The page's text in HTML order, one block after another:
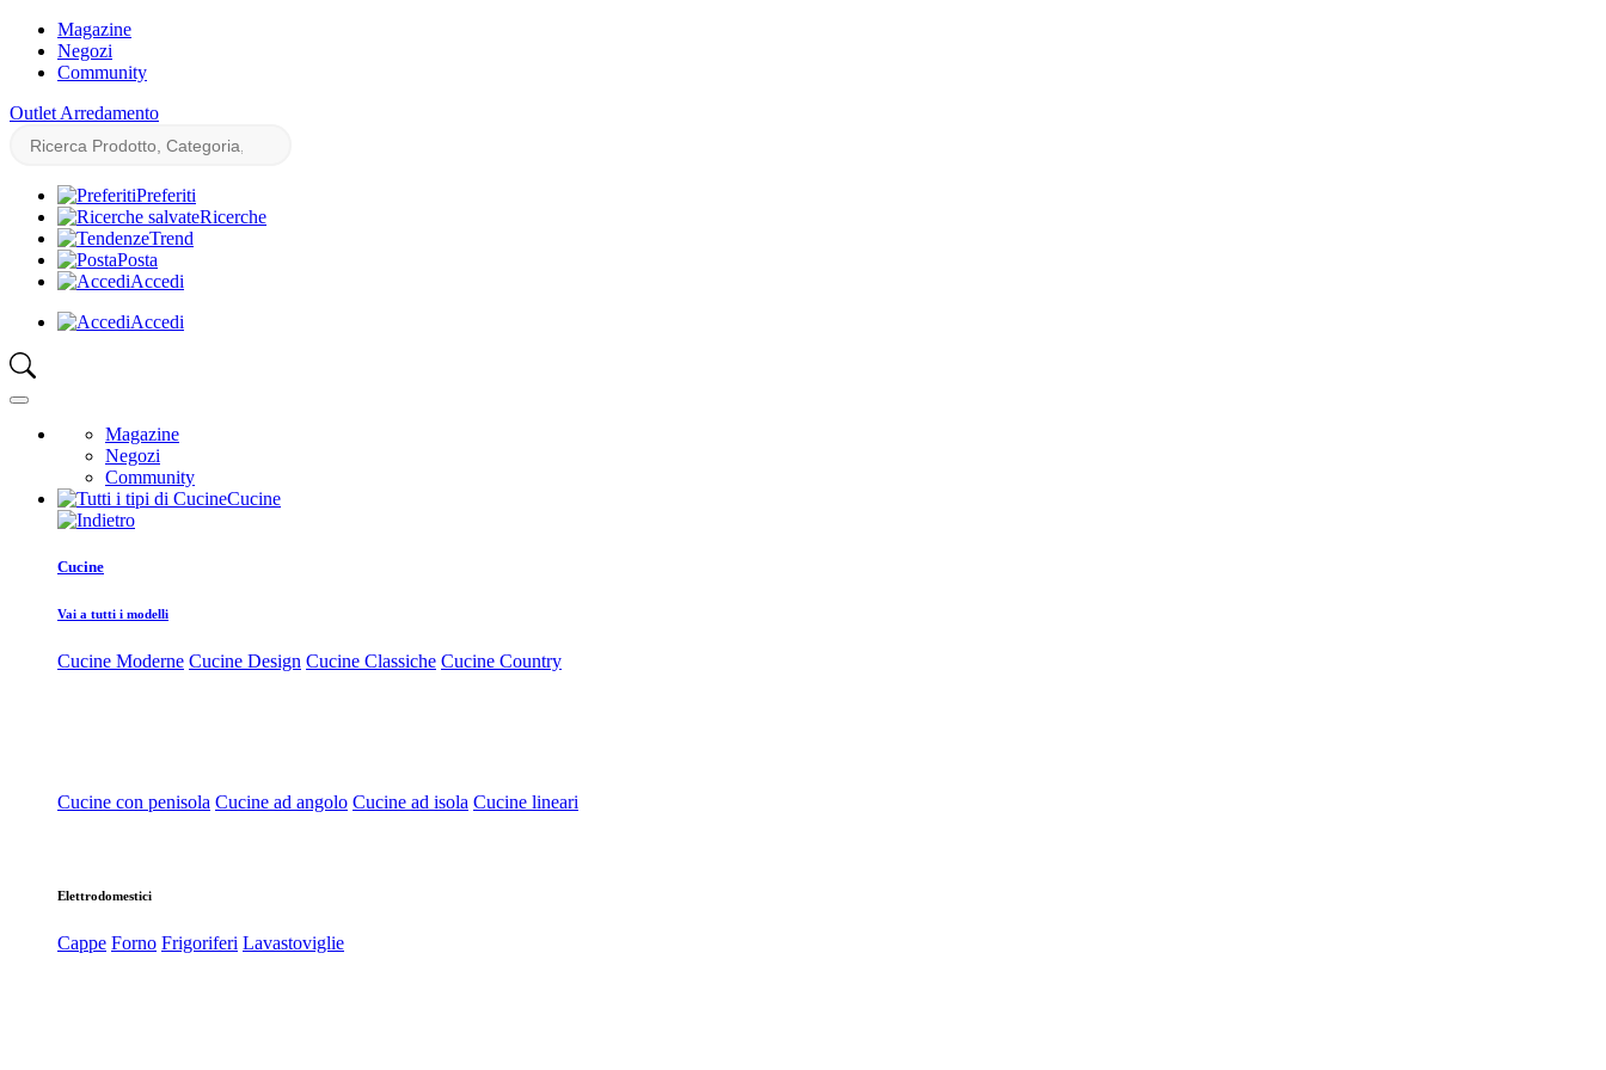
Magazine
Negozi
Community
Outlet Arredamento
Preferiti
Ricerche
Trend
Posta
Accedi
Accedi
Magazine
Negozi
Community
Cucine
Cucine
Vai a tutti i modelli
Cucine Moderne Cucine Design Cucine Classiche Cucine Country
Cucine con penisola Cucine ad angolo Cucine ad isola Cucine lineari
Elettrodomestici
Cappe Forno Frigoriferi Lavastoviglie